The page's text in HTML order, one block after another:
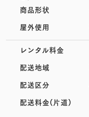
商品形状
屋外使用
レンタル料金
配送地域
配送区分
配送料金(片道)